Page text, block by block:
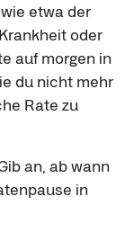
etwa der
oder
auf morgen in
du nicht mehr
Rate zu
an, ab wann
in